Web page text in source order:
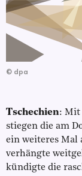
© dpa
Tschechien: Mit
stiegen die am
ein weiteres Mal
verhängte
kündigte die